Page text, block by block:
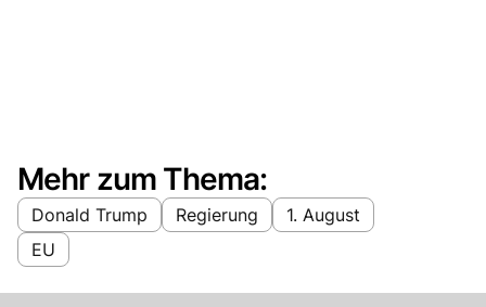
Mehr zum Thema:
Donald Trump Regierung
1. August
EU